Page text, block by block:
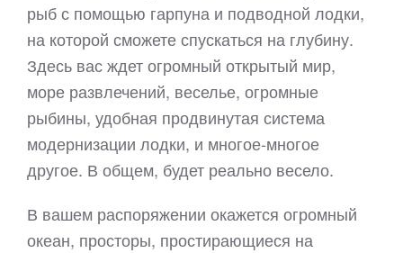
рыб с помощью гарпуна и подводной лодки,
на которой сможете спускаться на глубину.
Здесь вас ждет огромный открытый мир,
море развлечений, веселье, огромные
рыбины, удобная продвинутая система
модернизации лодки, и многое-многое
другое. В общем, будет реально весело.
В вашем распоряжении окажется огромный
океан, просторы, простирающиеся на